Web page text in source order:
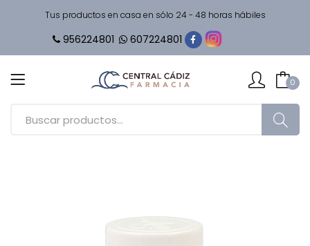
Tus productos en casa en sólo 24 - 48 horas hábiles
956224801 607224801
0